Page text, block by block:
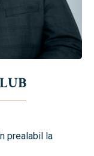
prealabil la